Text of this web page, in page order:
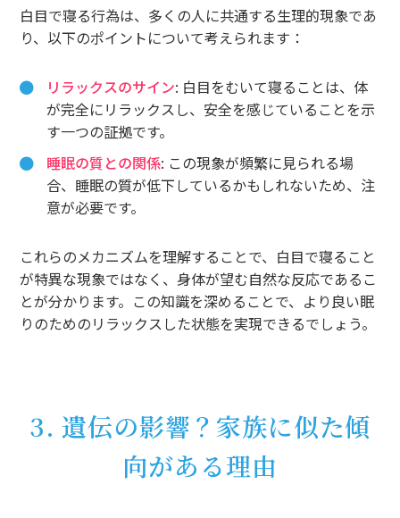
白目で寝る行為は、多くの人に共通する生理的現象であ
り、以下のポイントについて考えられます：
リラックスのサイン: 白目をむいて寝ることは、体
が完全にリラックスし、安全を感じていることを示
す一つの証拠です。
睡眠の質との関係: この現象が頻繁に見られる場
合、睡眠の質が低下しているかもしれないため、注
意が必要です。
これらのメカニズムを理解することで、白目で寝ること
が特異な現象ではなく、身体が望む自然な反応であるこ
とが分かります。この知識を深めることで、より良い眠
りのためのリラックスした状態を実現できるでしょう。
3. 遺伝の影響？家族に似た傾
向がある理由